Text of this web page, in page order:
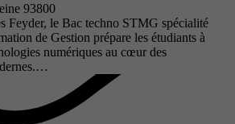
93800
Feyder, le Bac techno STMG spécialité
de Gestion prépare les étudiants à
numériques au cœur des